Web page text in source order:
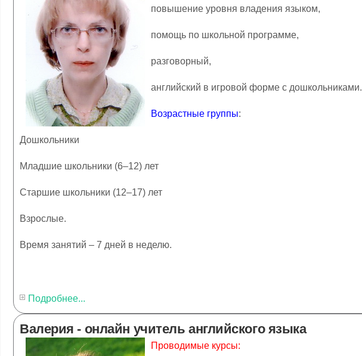
повышение уровня владения языком,
помощь по школьной программе,
разговорный,
английский в игровой форме с дошкольниками.
Возрастные группы:
Дошкольники
Младшие школьники (6–12) лет
Старшие школьники (12–17) лет
Взрослые.
Время занятий – 7 дней в неделю.
Подробнее...
Валерия - онлайн учитель английского языка
Проводимые курсы: